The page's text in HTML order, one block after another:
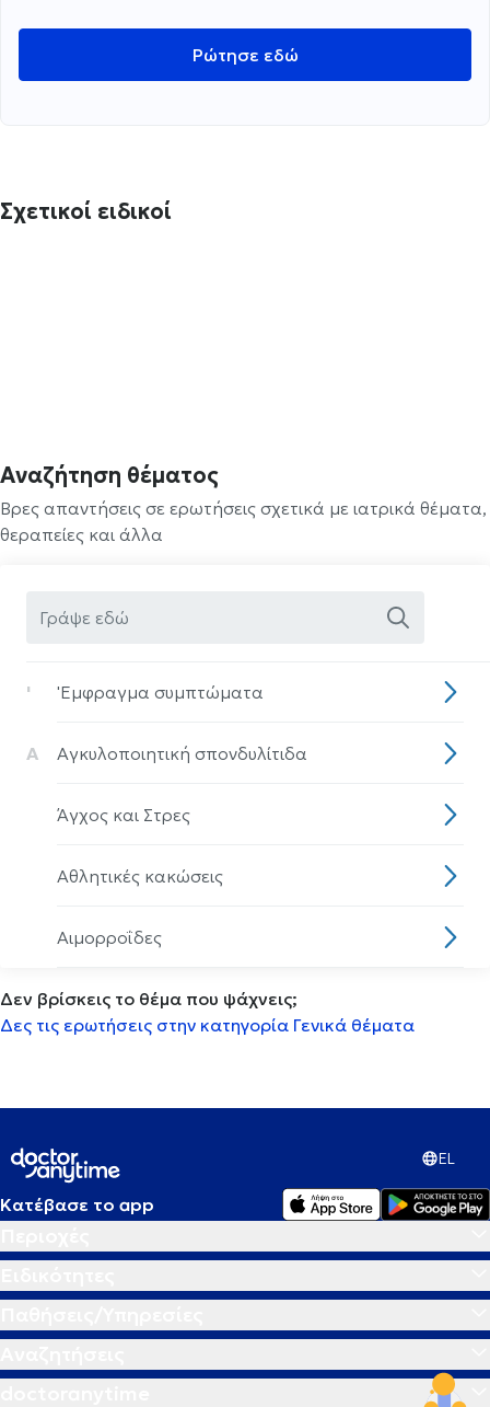
Ρώτησε εδώ
Σχετικοί ειδικοί
Αναζήτηση θέματος
Βρες απαντήσεις σε ερωτήσεις σχετικά με ιατρικά θέματα,
θεραπείες και άλλα
' 'Eμφραγμα συμπτώματα
Α Αγκυλοποιητική σπονδυλίτιδα
Άγχος και Στρες
Αθλητικές κακώσεις
Αιμορροΐδες
Αισθητηριακη ολοκλήρωση
Ακράτεια
Ακτινική κεράτωση
Ακτινογραφία
Δεν βρίσκεις το θέμα που ψάχνεις;
Δες τις ερωτήσεις στην κατηγορία Γενικά θέματα
EL
Κατέβασε το app